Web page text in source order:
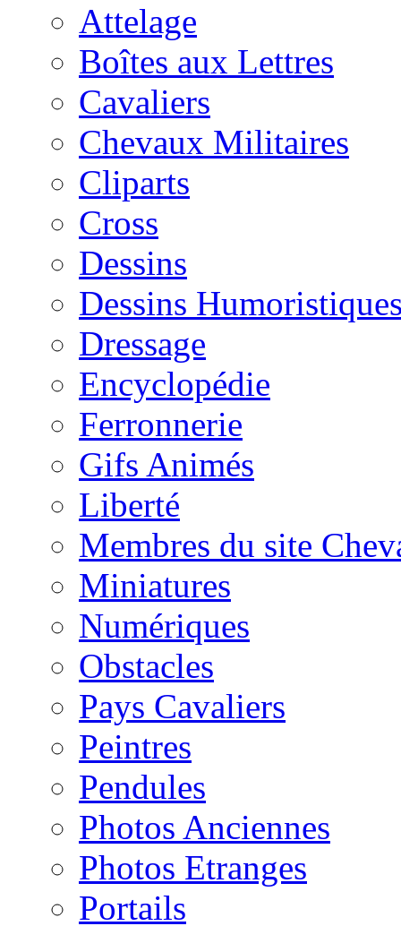
Attelage
Boîtes aux Lettres
Cavaliers
Chevaux Militaires
Cliparts
Cross
Dessins
Dessins
Dressage
Encyclopédie
Ferronnerie
Gifs Animés
Liberté
Membres du site
Miniatures
Numériques
Obstacles
Pays Cavaliers
Peintres
Pendules
Photos Anciennes
Photos Etranges
Portails